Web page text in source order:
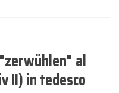
al
II) in tedesco